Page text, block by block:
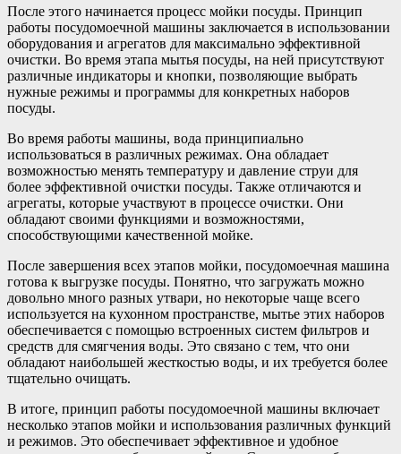
После этого начинается процесс мойки посуды. Принцип
работы посудомоечной машины заключается в использовании
оборудования и агрегатов для максимально эффективной
очистки. Во время этапа мытья посуды, на ней присутствуют
различные индикаторы и кнопки, позволяющие выбрать
нужные режимы и программы для конкретных наборов
посуды.
Во время работы машины, вода принципиально
использоваться в различных режимах. Она обладает
возможностью менять температуру и давление струи для
более эффективной очистки посуды. Также отличаются и
агрегаты, которые участвуют в процессе очистки. Они
обладают своими функциями и возможностями,
способствующими качественной мойке.
После завершения всех этапов мойки, посудомоечная машина
готова к выгрузке посуды. Понятно, что загружать можно
довольно много разных утвари, но некоторые чаще всего
используется на кухонном пространстве, мытье этих наборов
обеспечивается с помощью встроенных систем фильтров и
средств для смягчения воды. Это связано с тем, что они
обладают наибольшей жесткостью воды, и их требуется более
тщательно очищать.
В итоге, принцип работы посудомоечной машины включает
несколько этапов мойки и использования различных функций
и режимов. Это обеспечивает эффективное и удобное